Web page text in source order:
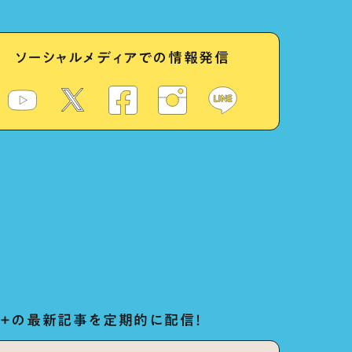
ソーシャルメディアでの情報発信
の最新記事を定期的に配信！